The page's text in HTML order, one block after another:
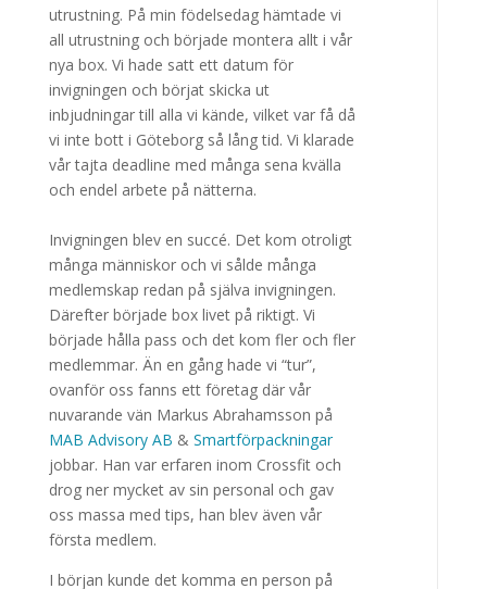
utrustning. På min födelsedag hämtade vi
all utrustning och började montera allt i vår
nya box. Vi hade satt ett datum för
invigningen och börjat skicka ut
inbjudningar till alla vi kände, vilket var få då
vi inte bott i Göteborg så lång tid. Vi klarade
vår tajta deadline med många sena kvälla
och endel arbete på nätterna.
Invigningen blev en succé. Det kom otroligt
många människor och vi sålde många
medlemskap redan på själva invigningen.
Därefter började box livet på riktigt. Vi
började hålla pass och det kom fler och fler
medlemmar. Än en gång hade vi “tur”,
ovanför oss fanns ett företag där vår
nuvarande vän Markus Abrahamsson på
MAB Advisory AB & Smartförpackningar
jobbar. Han var erfaren inom Crossfit och
drog ner mycket av sin personal och gav
oss massa med tips, han blev även vår
första medlem.
I början kunde det komma en person på